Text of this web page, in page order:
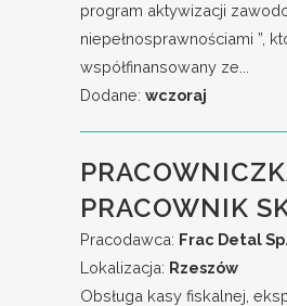
program aktywizacji
niepełnosprawnościami ”,
współfinansowany ze...
Dodane: wczoraj
PRACOWNIK
Pracodawca: Frac Detal
Lokalizacja: Rzeszów
Obsługa kasy fiskalnej,